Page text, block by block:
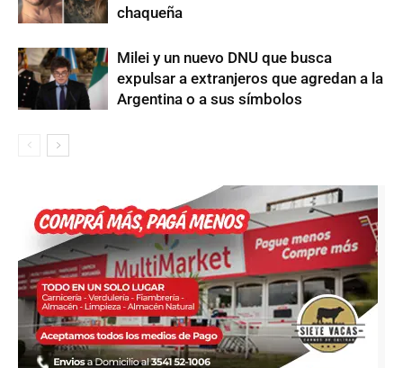
chaqueña
Milei y un nuevo DNU que busca
expulsar a extranjeros que agredan a la
Argentina o a sus símbolos